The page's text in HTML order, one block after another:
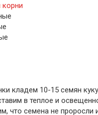
корни
кладем 10-15 семян
в теплое и
что семена не проросли